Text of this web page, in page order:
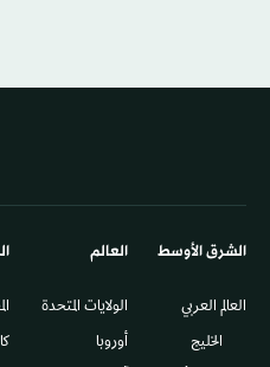
الشرق الأوسط​
العالم العربي
الخليج
العالم
الولايات المتحدة
أوروبا